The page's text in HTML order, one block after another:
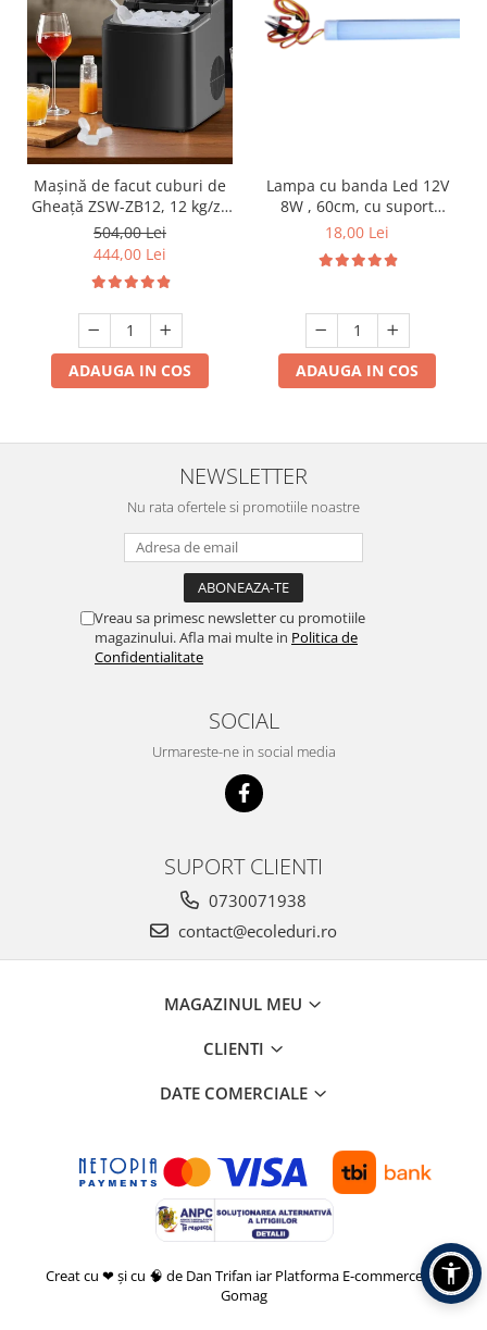
Mașină de facut cuburi de
Gheață ZSW-ZB12, 12 kg/zi,
Rezervor 1.2L, Panou Tactil,
Design Compact, Negru
504,00 Lei
444,00 Lei
ADAUGA IN COS
Lampa cu banda Led 12V
8W , 60cm, cu suport
aluminiu si clesti de
18,00 Lei
ADAUGA IN COS
NEWSLETTER
Nu rata ofertele si promotiile noastre
Vreau sa primesc newsletter cu promotiile
magazinului. Afla mai multe in Politica de
Confidentialitate
SOCIAL
Urmareste-ne in social media
SUPORT CLIENTI
0730071938
contact@ecoleduri.ro
MAGAZINUL MEU
CLIENTI
DATE COMERCIALE
Creat cu ❤ și cu 🧠 de Dan Trifan iar Platforma E-commerce by
Gomag